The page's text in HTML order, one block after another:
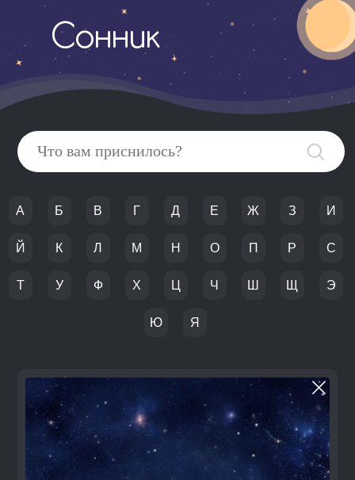
Сонник
А Б В Г Д Е Ж З И
Й К Л М Н О П Р С
Т У Ф Х Ц Ч Ш Щ Э
Ю Я